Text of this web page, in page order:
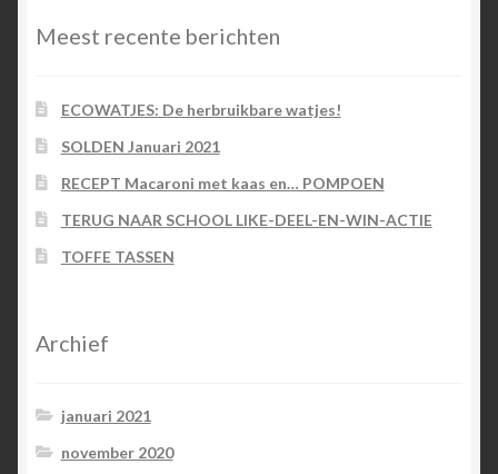
Meest recente berichten
ECOWATJES: De herbruikbare watjes!
SOLDEN Januari 2021
RECEPT Macaroni met kaas en… POMPOEN
TERUG NAAR SCHOOL LIKE-DEEL-EN-WIN-ACTIE
TOFFE TASSEN
Archief
januari 2021
november 2020